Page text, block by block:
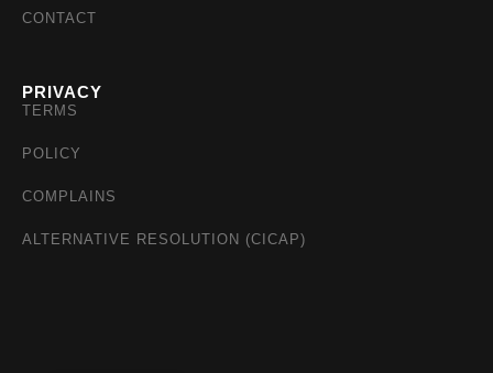
CONTACT
PRIVACY
TERMS
POLICY
COMPLAINS
ALTERNATIVE RESOLUTION (CICAP)